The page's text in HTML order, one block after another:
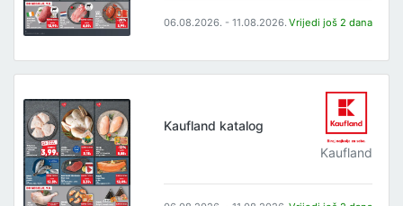
06.08.2026. - 11.08.2026. Vrijedi još 2 dana
Kaufland katalog
Kaufland